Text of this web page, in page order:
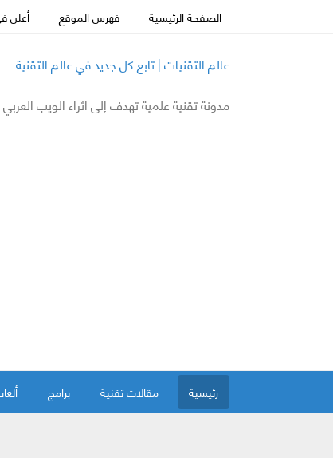
الصفحة الرئيسية فهرس الموقع أعلن
عالم التقنيات | تابع كل جديد في عالم التقنية
مدونة تقنية علمية تهدف إلى اثراء الويب
رئيسية مقالات تقنية برامج